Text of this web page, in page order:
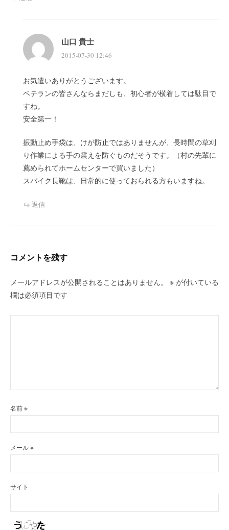
山口 貴士
2015-07-30 12:46
お気遣いありがとうございます。
ベテランの皆さんならまだしも、初心者が横着しては駄目で
すね。
安全第一！
振動止め手袋は、けが防止ではありませんが、長時間の草刈
り作業による手の震えを防ぐものだそうです。（村の先輩に
薦められてホームセンターで買いました）
スパイク長靴は、日常的に使っておられる方もいますね。
返信
コメントを残す
メールアドレスが公開されることはありません。 ※ が付いている
欄は必須項目です
名前※
メール※
サイト